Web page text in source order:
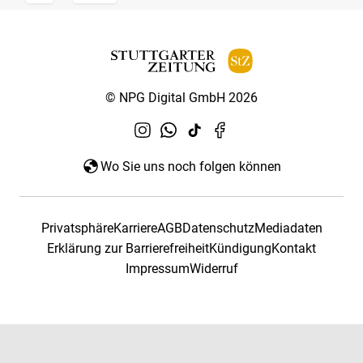
© NPG Digital GmbH 2026
Wo Sie uns noch folgen können
PrivatsphäreKarriereAGBDatenschutzMediadaten
Erklärung zur BarrierefreiheitKündigungKontakt
ImpressumWiderruf